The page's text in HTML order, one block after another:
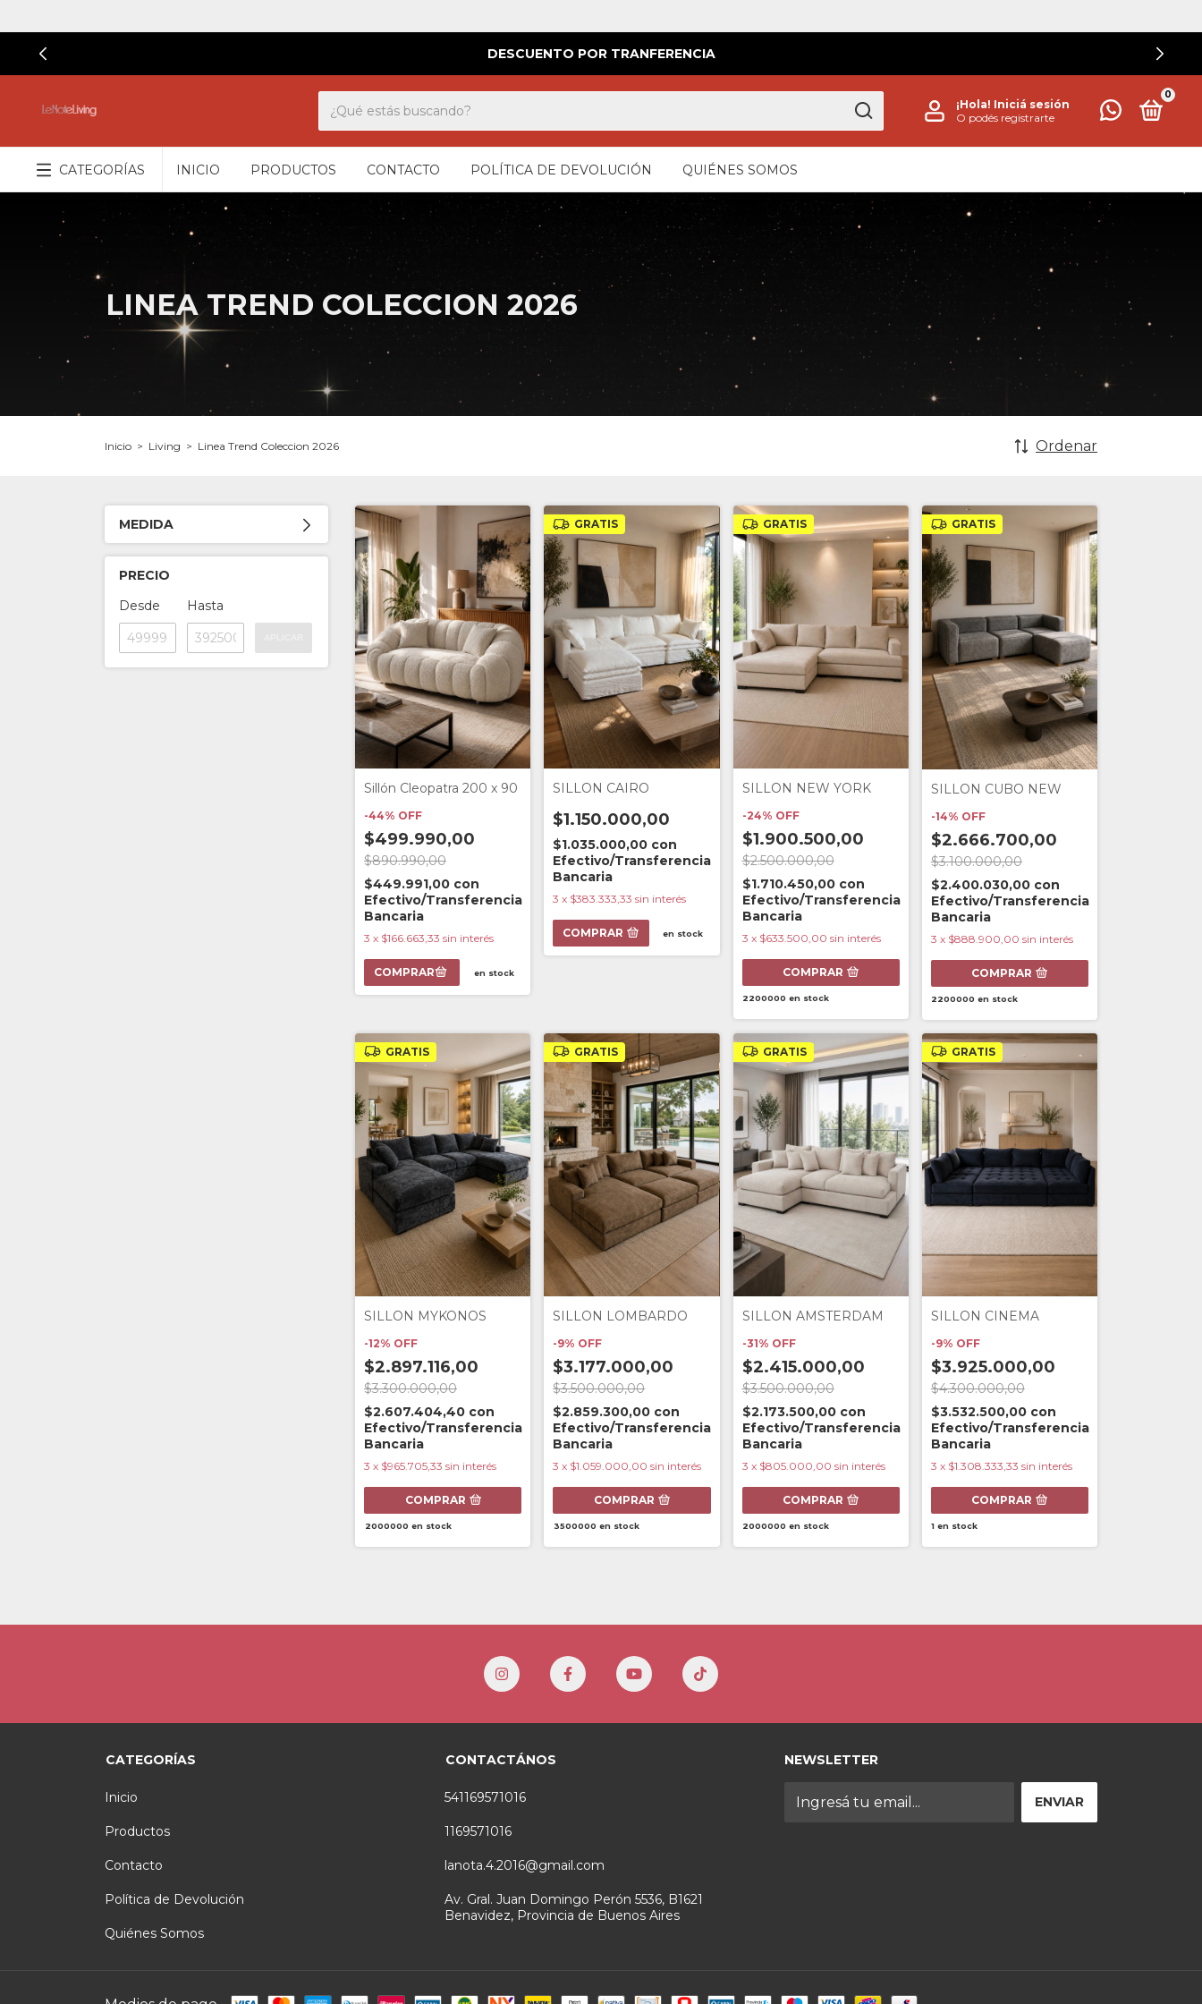
DESCUENTO POR TRANFERENCIA
¡Hola! Iniciá sesión
O podés registrarte
0
CATEGORÍAS INICIO PRODUCTOS CONTACTO POLÍTICA DE DEVOLUCIÓN QUIÉNES SOMOS
LINEA TREND COLECCION 2026
Inicio > Living > Linea Trend Coleccion 2026 Ordenar
MEDIDA
PRECIO
Desde
Hasta
Sillón Cleopatra 200 x 90
-44% OFF
$499.990,00
$890.990,00
$449.991,00 con
Efectivo/Transferencia
Bancaria
3 x $166.663,33 sin interés
en stock
GRATIS
SILLON CAIRO
$1.150.000,00
$1.035.000,00 con
Efectivo/Transferencia
Bancaria
3 x $383.333,33 sin interés
COMPRAR en stock
GRATIS
SILLON NEW YORK
-24% OFF
$1.900.500,00
$2.500.000,00
$1.710.450,00 con
Efectivo/Transferencia
Bancaria
3 x $633.500,00 sin interés
COMPRAR
2200000 en stock
GRATIS
SILLON CUBO NEW
-14% OFF
$2.666.700,00
$3.100.000,00
$2.400.030,00 con
Efectivo/Transferencia
Bancaria
3 x $888.900,00 sin interés
COMPRAR
2200000 en stock
GRATIS
SILLON MYKONOS
-12% OFF
$2.897.116,00
$3.300.000,00
$2.607.404,40 con
Efectivo/Transferencia
Bancaria
3 x $965.705,33 sin interés
COMPRAR
2000000 en stock
GRATIS
SILLON LOMBARDO
-9% OFF
$3.177.000,00
$3.500.000,00
$2.859.300,00 con
Efectivo/Transferencia
Bancaria
3 x $1.059.000,00 sin interés
COMPRAR
3500000 en stock
GRATIS
SILLON AMSTERDAM
-31% OFF
$2.415.000,00
$3.500.000,00
$2.173.500,00 con
Efectivo/Transferencia
Bancaria
3 x $805.000,00 sin interés
COMPRAR
2000000 en stock
GRATIS
SILLON CINEMA
-9% OFF
$3.925.000,00
$4.300.000,00
$3.532.500,00 con
Efectivo/Transferencia
Bancaria
3 x $1.308.333,33 sin interés
COMPRAR
1 en stock
CATEGORÍAS
Inicio
Productos
Contacto
Política de Devolución
Quiénes Somos
CONTACTÁNOS
541169571016
1169571016
lanota.4.2016@gmail.com
Av. Gral. Juan Domingo Perón 5536, B1621
Benavidez, Provincia de Buenos Aires
NEWSLETTER